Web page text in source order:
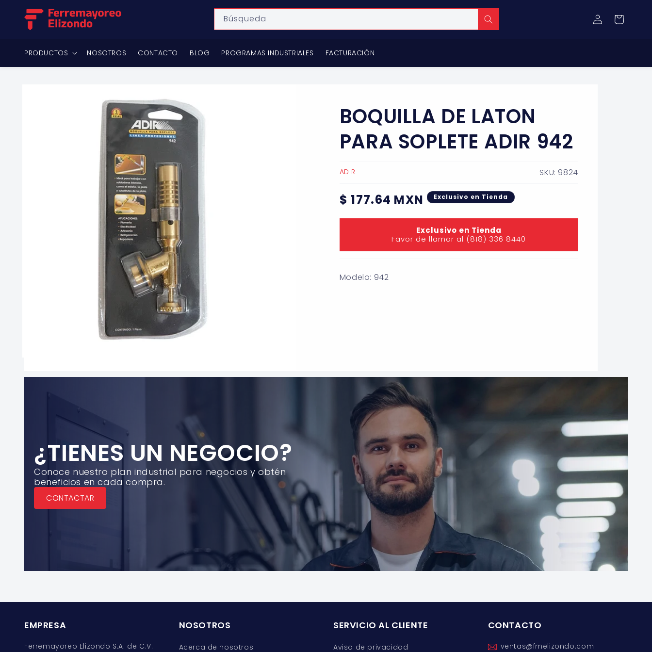
directamente
al contenido
Búsqueda
Iniciar
sesión
Carrito
PRODUCTOS NOSOTROS CONTACTO BLOG PROGRAMAS INDUSTRIALES FACTURACIÓN
BOQUILLA DE LATON
PARA SOPLETE ADIR 942
ADIR SKU: 9824
Precio
habitual
$ 177.64 MXN Exclusivo en Tienda
Exclusivo en Tienda
Favor de llamar al (818) 336 8440
Modelo: 942
¿TIENES UN NEGOCIO?
Conoce nuestro plan industrial para negocios y obtén
beneficios en cada compra.
CONTACTAR
EMPRESA
Ferremayoreo Elizondo S.A. de C.V.
NOSOTROS
Acerca de nosotros
SERVICIO AL CLIENTE
Aviso de privacidad
CONTACTO
ventas@fmelizondo.com